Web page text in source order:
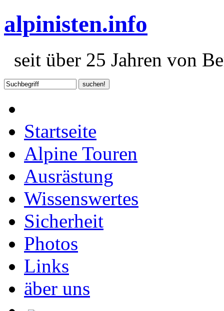
alpinisten.info
seit über 25 Jahren von
Startseite
Alpine Touren
Ausrästung
Wissenswertes
Sicherheit
Photos
Links
äber uns